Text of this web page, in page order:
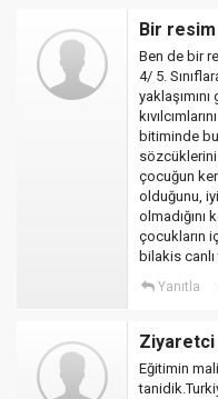
Bir
Ben de bir
4/ 5.
bitiminde
çocuğun
olduğunu,
çocukların
bilakis
Yanıtla
Ziyaretci
Eğitimin